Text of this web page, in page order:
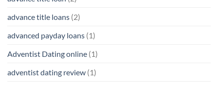
advance title loans (2)
advanced payday loans (1)
Adventist Dating online (1)
adventist dating review (1)